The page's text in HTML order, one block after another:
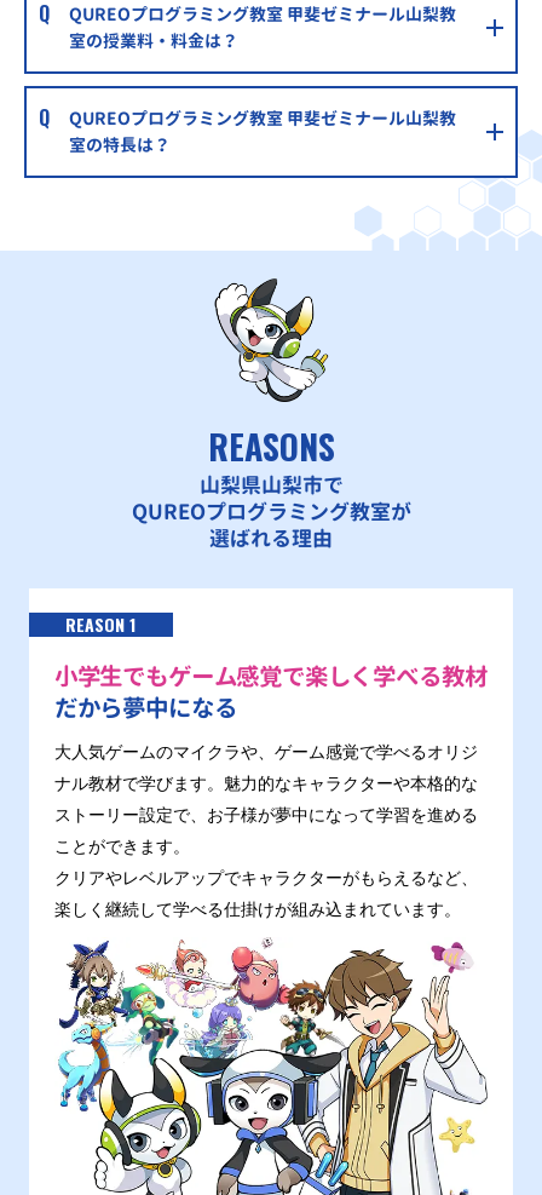
QUREOプログラミング教室 甲斐ゼミナール山梨教
室の授業料・料金は？
QUREOプログラミング教室 甲斐ゼミナール山梨教
室の特長は？
REASONS
山梨県山梨市で
QUREOプログラミング教室が
選ばれる理由
REASON 1
小学生でもゲーム感覚で楽しく学べる教材
だから夢中になる
大人気ゲームのマイクラや、ゲーム感覚で学べるオリジ
ナル教材で学びます。魅力的なキャラクターや本格的な
ストーリー設定で、お子様が夢中になって学習を進める
ことができます。
クリアやレベルアップでキャラクターがもらえるなど、
楽しく継続して学べる仕掛けが組み込まれています。